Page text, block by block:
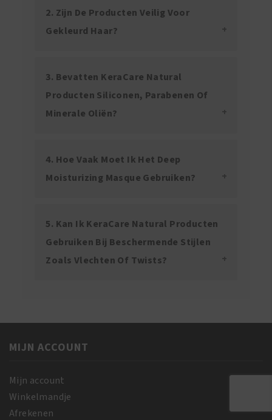
2. Zijn De Producten Veilig Voor
Gekleurd Haar?
3. Bevatten KeraCare Natural
Producten Siliconen, Parabenen Of
Minerale Oliën?
4. Hoe Vaak Moet Ik Het Deep
Moisturizing Masque Gebruiken?
5. Kan Ik KeraCare Natural Producten
Gebruiken Bij Beschermende Stijlen
Zoals Vlechten Of Twists?
MIJN ACCOUNT
Mijn account
Winkelmandje
Afrekenen